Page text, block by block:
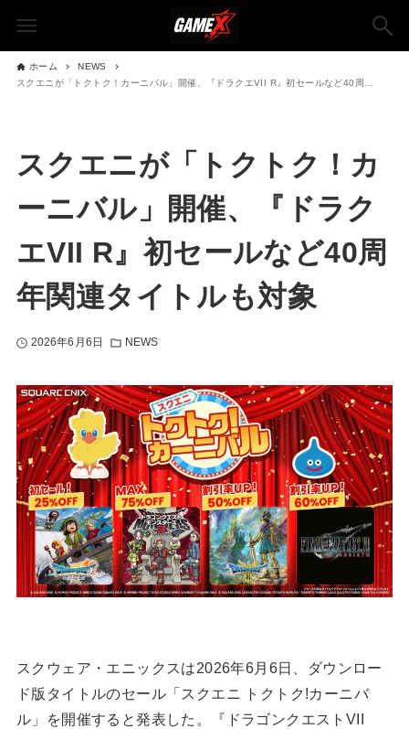
ホーム
NEWS
スクエニが「トクトク！カ
ーニバル」開催、『ドラク
エVII R』初セールなど40周
年関連タイトルも対象
2026年6月6日 NEWS
スクウェア・エニックスは2026年6月6日、ダウンロー
ド版タイトルのセール「スクエニ トクトク!カーニバ
ル」を開催すると発表した。『ドラゴンクエストVII